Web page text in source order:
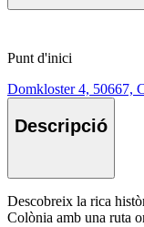
Punt d'inici
Domkloster 4, 50667,
Descripció
Descobreix la rica
Colònia amb una ruta